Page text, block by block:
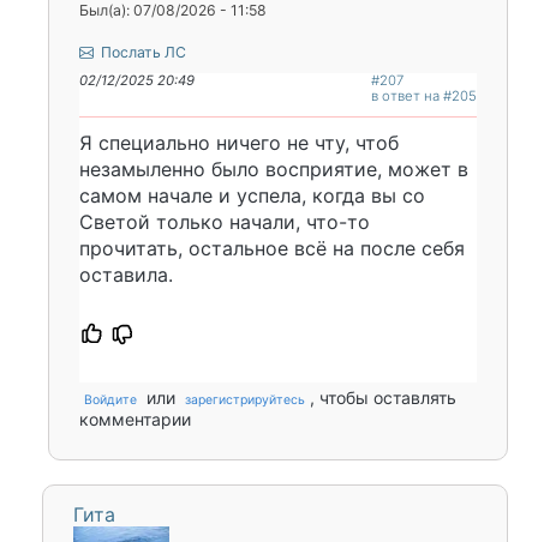
Был(а): 07/08/2026 - 11:58
Послать ЛС
02/12/2025 20:49
#207
в ответ на #205
Я специально ничего не чту, чтоб
незамыленно было восприятие, может в
самом начале и успела, когда вы со
Светой только начали, что-то
прочитать, остальное всё на после себя
оставила.
Войдите или зарегистрируйтесь , чтобы оставлять
комментарии
Гита